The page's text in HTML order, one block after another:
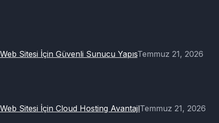
Web Sitesi İçin Güvenli Sunucu YapısTemmuz 21, 2026
Web Sitesi İçin Cloud Hosting AvantajlTemmuz 21, 2026